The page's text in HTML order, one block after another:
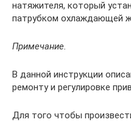
натяжителя, который
патрубком охлаждающей
Примечание.
В данной инструкции
ремонту и регулировке
Для того чтобы